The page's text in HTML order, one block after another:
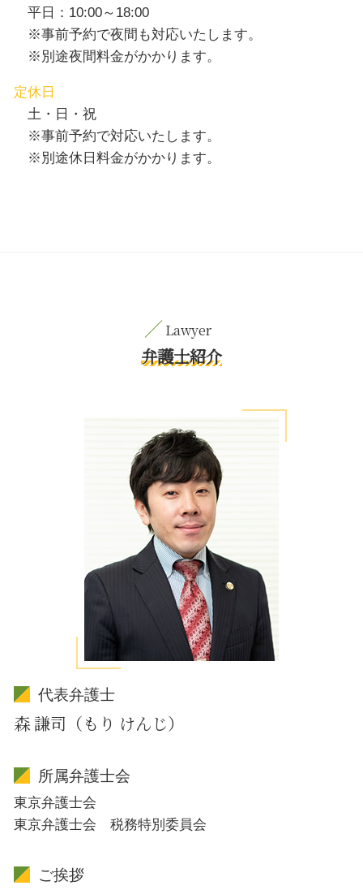
平日：10:00～18:00
※事前予約で夜間も対応いたします。
※別途夜間料金がかかります。
定休日
土・日・祝
※事前予約で対応いたします。
※別途休日料金がかかります。
弁護士紹介
代表弁護士
森 謙司（もり けんじ）
所属弁護士会
東京弁護士会
東京弁護士会 税務特別委員会
ご挨拶